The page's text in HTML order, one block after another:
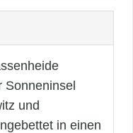
Sonneninsel
und
in einen